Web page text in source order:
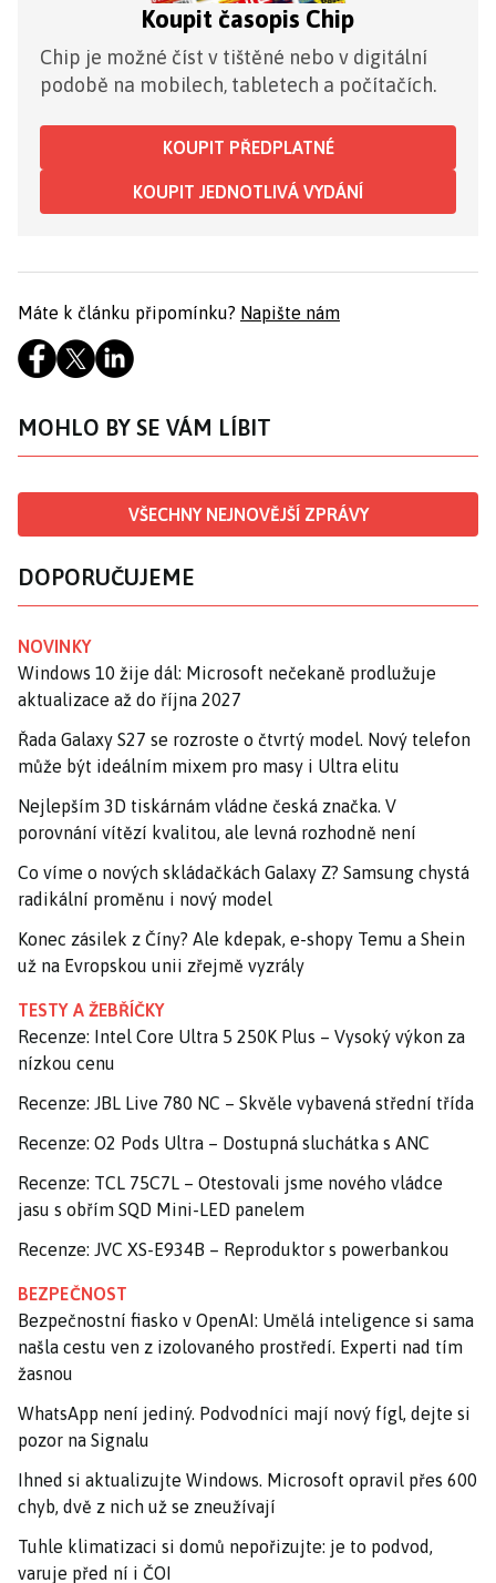
Koupit časopis Chip
Chip je možné číst v tištěné nebo v digitální
podobě na mobilech, tabletech a počítačích.
KOUPIT PŘEDPLATNÉ
KOUPIT JEDNOTLIVÁ VYDÁNÍ
Máte k článku připomínku? Napište nám
MOHLO BY SE VÁM LÍBIT
VŠECHNY NEJNOVĚJŠÍ ZPRÁVY
DOPORUČUJEME
NOVINKY
Windows 10 žije dál: Microsoft nečekaně prodlužuje
aktualizace až do října 2027
Řada Galaxy S27 se rozroste o čtvrtý model. Nový telefon
může být ideálním mixem pro masy i Ultra elitu
Nejlepším 3D tiskárnám vládne česká značka. V
porovnání vítězí kvalitou, ale levná rozhodně není
Co víme o nových skládačkách Galaxy Z? Samsung chystá
radikální proměnu i nový model
Konec zásilek z Číny? Ale kdepak, e-shopy Temu a Shein
už na Evropskou unii zřejmě vyzrály
TESTY A ŽEBŘÍČKY
Recenze: Intel Core Ultra 5 250K Plus – Vysoký výkon za
nízkou cenu
Recenze: JBL Live 780 NC – Skvěle vybavená střední třída
Recenze: O2 Pods Ultra – Dostupná sluchátka s ANC
Recenze: TCL 75C7L – Otestovali jsme nového vládce
jasu s obřím SQD Mini-LED panelem
Recenze: JVC XS-E934B – Reproduktor s powerbankou
BEZPEČNOST
Bezpečnostní fiasko v OpenAI: Umělá inteligence si sama
našla cestu ven z izolovaného prostředí. Experti nad tím
žasnou
WhatsApp není jediný. Podvodníci mají nový fígl, dejte si
pozor na Signalu
Ihned si aktualizujte Windows. Microsoft opravil přes 600
chyb, dvě z nich už se zneužívají
Tuhle klimatizaci si domů nepořizujte: je to podvod,
varuje před ní i ČOI